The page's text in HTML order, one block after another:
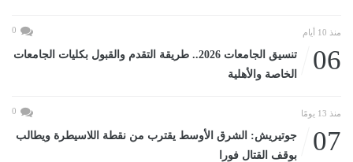
منذ 10 أيام 0
06
تنسيق الجامعات 2026.. طريقة التقدم والقبول بكليات الجامعات
الخاصة والأهلية
منذ 13 يومًا 0
07
جوتيريش: الشرق الأوسط يقترب من نقطة اللاسيطرة ويطالب
بوقف القتال فورا